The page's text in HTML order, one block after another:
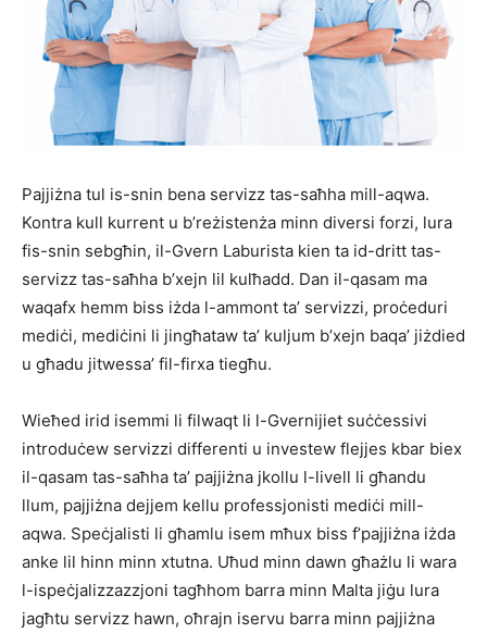
Pajjiżna tul is-snin bena servizz tas-saħha mill-aqwa.
Kontra kull kurrent u b’reżistenża minn diversi forzi, lura
fis-snin sebgħin, il-Gvern Laburista kien ta id-dritt tas-
servizz tas-saħha b’xejn lil kulħadd. Dan il-qasam ma
waqafx hemm biss iżda l-ammont ta’ servizzi, proċeduri
mediċi, mediċini li jingħataw ta’ kuljum b’xejn baqa’ jiżdied
u għadu jitwessa’ fil-firxa tiegħu.
Wieħed irid isemmi li filwaqt li l-Gvernijiet suċċessivi
introduċew servizzi differenti u investew flejjes kbar biex
il-qasam tas-saħha ta’ pajjiżna jkollu l-livell li għandu
llum, pajjiżna dejjem kellu professjonisti mediċi mill-
aqwa. Speċjalisti li għamlu isem mħux biss f’pajjiżna iżda
anke lil hinn minn xtutna. Uħud minn dawn għażlu li wara
l-ispeċjalizzazzjoni tagħhom barra minn Malta jiġu lura
jagħtu servizz hawn, oħrajn iservu barra minn pajjiżna